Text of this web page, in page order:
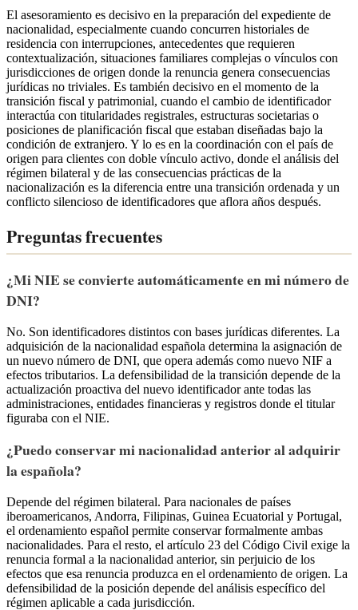
El asesoramiento es decisivo en la preparación del expediente de
nacionalidad, especialmente cuando concurren historiales de
residencia con interrupciones, antecedentes que requieren
contextualización, situaciones familiares complejas o vínculos con
jurisdicciones de origen donde la renuncia genera consecuencias
jurídicas no triviales. Es también decisivo en el momento de la
transición fiscal y patrimonial, cuando el cambio de identificador
interactúa con titularidades registrales, estructuras societarias o
posiciones de planificación fiscal que estaban diseñadas bajo la
condición de extranjero. Y lo es en la coordinación con el país de
origen para clientes con doble vínculo activo, donde el análisis del
régimen bilateral y de las consecuencias prácticas de la
nacionalización es la diferencia entre una transición ordenada y un
conflicto silencioso de identificadores que aflora años después.
Preguntas frecuentes
¿Mi NIE se convierte automáticamente en mi número de
DNI?
No. Son identificadores distintos con bases jurídicas diferentes. La
adquisición de la nacionalidad española determina la asignación de
un nuevo número de DNI, que opera además como nuevo NIF a
efectos tributarios. La defensibilidad de la transición depende de la
actualización proactiva del nuevo identificador ante todas las
administraciones, entidades financieras y registros donde el titular
figuraba con el NIE.
¿Puedo conservar mi nacionalidad anterior al adquirir
la española?
Depende del régimen bilateral. Para nacionales de países
iberoamericanos, Andorra, Filipinas, Guinea Ecuatorial y Portugal,
el ordenamiento español permite conservar formalmente ambas
nacionalidades. Para el resto, el artículo 23 del Código Civil exige la
renuncia formal a la nacionalidad anterior, sin perjuicio de los
efectos que esa renuncia produzca en el ordenamiento de origen. La
defensibilidad de la posición depende del análisis específico del
régimen aplicable a cada jurisdicción.